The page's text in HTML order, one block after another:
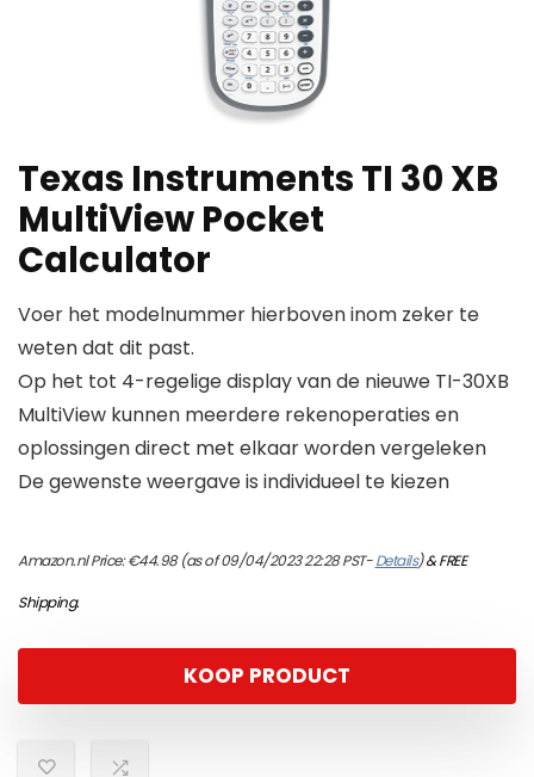
Texas Instruments TI 30 XB
MultiView Pocket
Calculator
Voer het modelnummer hierboven inom zeker te
weten dat dit past.
Op het tot 4-regelige display van de nieuwe TI-30XB
MultiView kunnen meerdere rekenoperaties en
oplossingen direct met elkaar worden vergeleken
De gewenste weergave is individueel te kiezen
Amazon.nl Price:€44.98(as of 09/04/2023 22:28 PST-Details)&FREE
Shipping.
KOOP PRODUCT